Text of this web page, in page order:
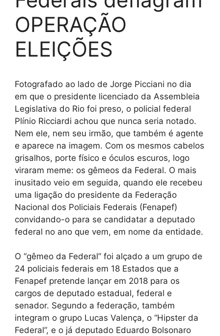
OPERAÇÃO
ELEIÇÕES
Fotografado ao lado de Jorge Picciani no dia
em que o presidente licenciado da Assembleia
Legislativa do Rio foi preso, o policial federal
Plínio Ricciardi achou que nunca seria notado.
Nem ele, nem seu irmão, que também é agente
e aparece na imagem. Com os mesmos cabelos
grisalhos, porte físico e óculos escuros, logo
viraram meme: os gêmeos da Federal. O mais
inusitado veio em seguida, quando ele recebeu
uma ligação do presidente da Federação
Nacional dos Policiais Federais (Fenapef)
convidando-o para se candidatar a deputado
federal no ano que vem, em nome da entidade.
O “gêmeo da Federal” foi alçado a um grupo de
24 policiais federais em 18 Estados que a
Fenapef pretende lançar em 2018 para os
cargos de deputado estadual, federal e
senador. Segundo a federação, também
integram o grupo Lucas Valença, o “Hipster da
Federal”, e o já deputado Eduardo Bolsonaro